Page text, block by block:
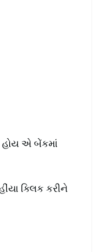
હોય એ બેંકમાં
ક્લિક કરીને